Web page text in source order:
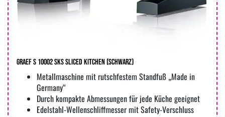
Graef S 10002 SKS Sliced Kitchen (Schwarz)
Metallmaschine mit rutschfestem Standfuß „Made in
Germany“
Durch kompakte Abmessungen für jede Küche geeignet
Edelstahl-Wellenschliffmesser mit Safety-Verschluss